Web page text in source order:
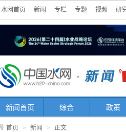
水网首页 新闻 专栏 专题 视频 研
新闻首页 综合 政策
首页 > 新闻 > 正文